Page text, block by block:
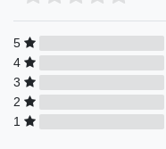
5
4
3
2
1